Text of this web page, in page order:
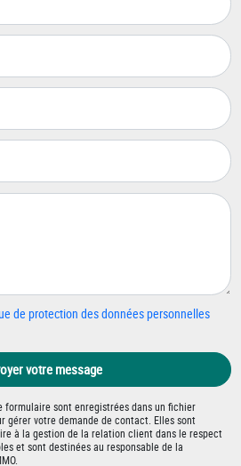
de protection des données personnelles
votre message
sont enregistrées dans un fichier
gérer votre demande de contact. Elles sont
à la gestion de la relation client dans le respect
et sont destinées au responsable de la